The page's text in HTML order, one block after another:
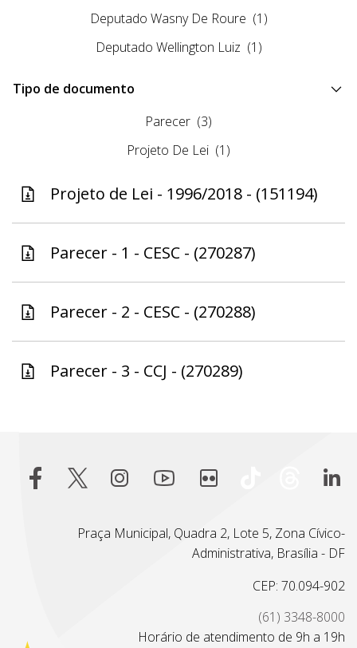
Deputado Wasny De Roure (1)
Deputado Wellington Luiz (1)
Tipo de documento
Parecer (3)
Projeto De Lei (1)
Projeto de Lei - 1996/2018 - (151194)
Parecer - 1 - CESC - (270287)
Parecer - 2 - CESC - (270288)
Parecer - 3 - CCJ - (270289)
Praça Municipal, Quadra 2, Lote 5, Zona Cívico-
Administrativa, Brasília - DF
CEP: 70.094-902
(61) 3348-8000
Horário de atendimento de 9h a 19h